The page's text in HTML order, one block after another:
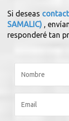
Si deseas
SAMALIC) ,
responderé tan